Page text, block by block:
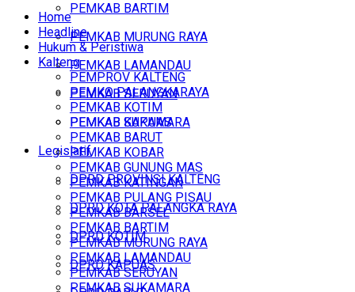
PEMKAB BARTIM
PEMKAB MURUNG RAYA
PEMKAB LAMANDAU
PEMKAB SERUYAN
PEMKAB SUKAMARA
Legislatif
DPRD PROVINSI KALTENG
DPRD KOTA PALANGKA RAYA
DPRD KOTIM
DPRD KAPUAS
Home
Headline
Hukum & Peristiwa
Kalteng
PEMPROV KALTENG
PEMKO PALANGKARAYA
PEMKAB KOTIM
PEMKAB KAPUAS
PEMKAB BARUT
PEMKAB KOBAR
PEMKAB GUNUNG MAS
PEMKAB KATINGAN
PEMKAB PULANG PISAU
PEMKAB BARSEL
PEMKAB BARTIM
PEMKAB MURUNG RAYA
PEMKAB LAMANDAU
PEMKAB SERUYAN
PEMKAB SUKAMARA